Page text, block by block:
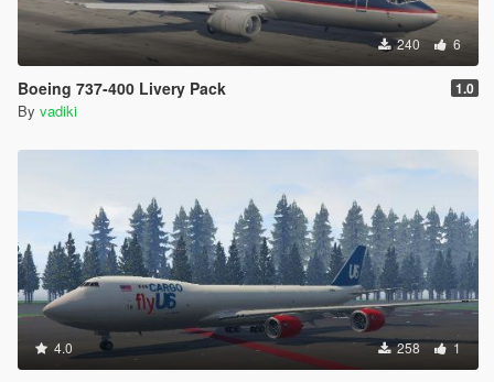
240 6
Boeing 737-400 Livery Pack 1.0
By vadiki
4.0 258 1